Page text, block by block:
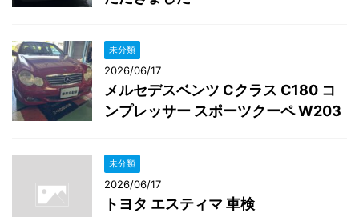
未分類
2026/06/17
メルセデスベンツ Cクラス C180 コ
ンプレッサー スポーツクーペ W203
未分類
2026/06/17
トヨタ エスティマ 車検